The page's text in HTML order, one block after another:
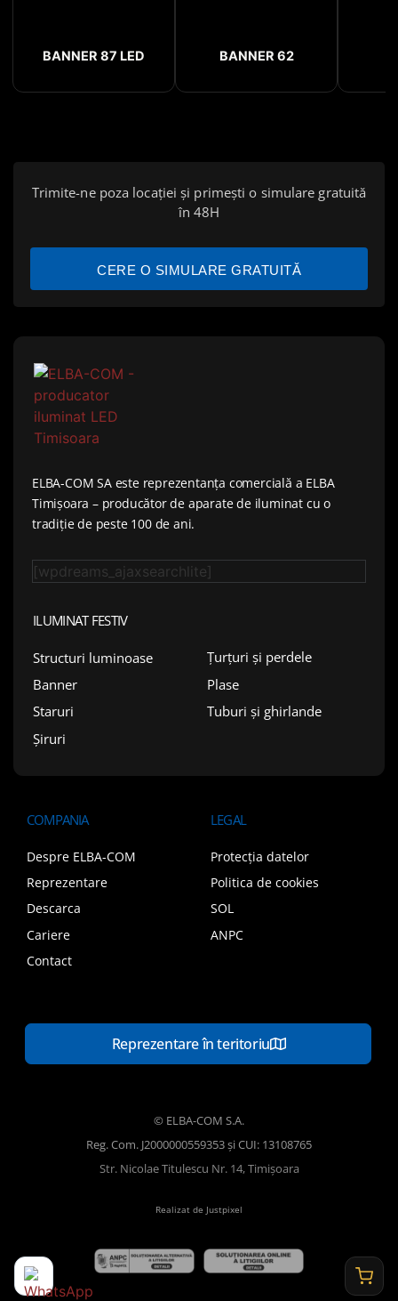
BANNER 87 LED BANNER 62
Trimite-ne poza locației și primești o simulare gratuită
în 48H
CERE O SIMULARE GRATUITĂ
ELBA-COM SA este reprezentanța comercială a ELBA
Timișoara – producător de aparate de iluminat cu o
tradiție de peste 100 de ani.
[wpdreams_ajaxsearchlite]
ILUMINAT FESTIV
Structuri luminoase
Banner
Staruri
Șiruri
Țurțuri și perdele
Plase
Tuburi și ghirlande
COMPANIA
Despre ELBA-COM
Reprezentare
Descarca
Cariere
Contact
LEGAL
Protecția datelor
Politica de cookies
SOL
ANPC
Reprezentare în teritoriu
© ELBA-COM S.A.
Reg. Com. J2000000559353 și CUI: 13108765
Str. Nicolae Titulescu Nr. 14, Timișoara
Realizat de Justpixel